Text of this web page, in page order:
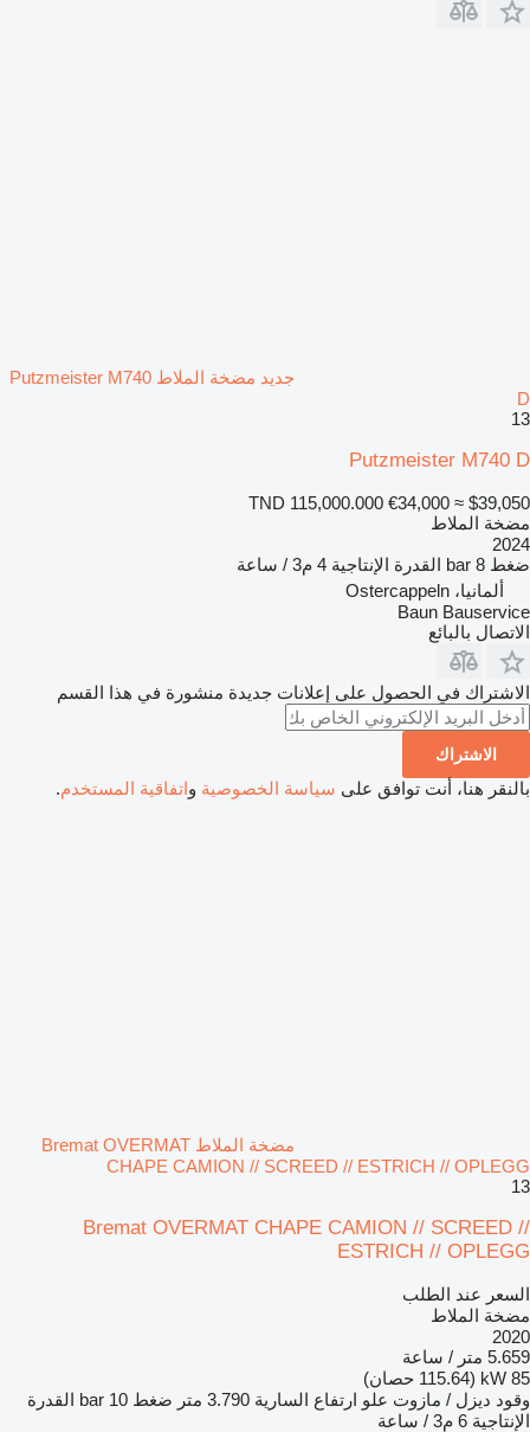
جديد مضخة الملاط Putzmeister M740
D
13
Putzmeister M740 D
TND 115,000.000 €34,000 ≈ $39,050
مضخة الملاط
2024
ضغط 8 bar القدرة الإنتاجية 4 م3 / ساعة
ألمانيا، Ostercappeln
Baun Bauservice
الاتصال بالبائع
الاشتراك في الحصول على إعلانات جديدة منشورة في هذا القسم
الاشتراك
بالنقر هنا، أنت توافق على سياسة الخصوصية واتفاقية المستخدم.
مضخة الملاط Bremat OVERMAT
CHAPE CAMION // SCREED // ESTRICH // OPLEGG
13
Bremat OVERMAT CHAPE CAMION // SCREED //
ESTRICH // OPLEGG
السعر عند الطلب
مضخة الملاط
2020
5.659 متر / ساعة
85 kW (115.64 حصان)
وقود ديزل / مازوت علو ارتفاع السارية 3.790 متر ضغط 10 bar
القدرة
الإنتاجية 6 م3 / ساعة